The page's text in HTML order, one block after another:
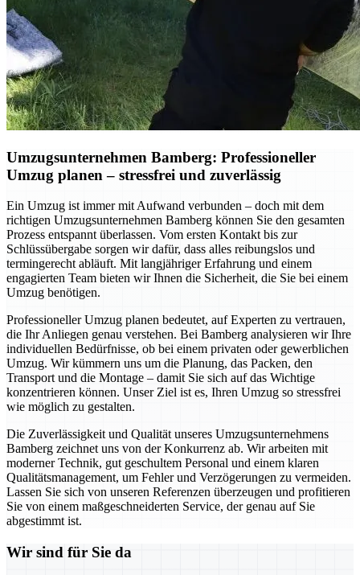
Umzugsunternehmen Bamberg: Professioneller
Umzug planen – stressfrei und zuverlässig
Ein Umzug ist immer mit Aufwand verbunden – doch mit dem
richtigen Umzugsunternehmen Bamberg können Sie den gesamten
Prozess entspannt überlassen. Vom ersten Kontakt bis zur
Schlüssübergabe sorgen wir dafür, dass alles reibungslos und
termingerecht abläuft. Mit langjähriger Erfahrung und einem
engagierten Team bieten wir Ihnen die Sicherheit, die Sie bei einem
Umzug benötigen.
Professioneller Umzug planen bedeutet, auf Experten zu vertrauen,
die Ihr Anliegen genau verstehen. Bei Bamberg analysieren wir Ihre
individuellen Bedürfnisse, ob bei einem privaten oder gewerblichen
Umzug. Wir kümmern uns um die Planung, das Packen, den
Transport und die Montage – damit Sie sich auf das Wichtige
konzentrieren können. Unser Ziel ist es, Ihren Umzug so stressfrei
wie möglich zu gestalten.
Die Zuverlässigkeit und Qualität unseres Umzugsunternehmens
Bamberg zeichnet uns von der Konkurrenz ab. Wir arbeiten mit
moderner Technik, gut geschultem Personal und einem klaren
Qualitätsmanagement, um Fehler und Verzögerungen zu vermeiden.
Lassen Sie sich von unseren Referenzen überzeugen und profitieren
Sie von einem maßgeschneiderten Service, der genau auf Sie
abgestimmt ist.
Wir sind für Sie da